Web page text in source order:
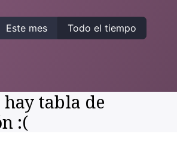
Este mes Todo el tiempo
tabla de
:(